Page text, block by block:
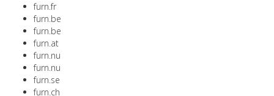
furn.fr
furn.be
furn.be
furn.at
furn.nu
furn.nu
furn.se
furn.ch